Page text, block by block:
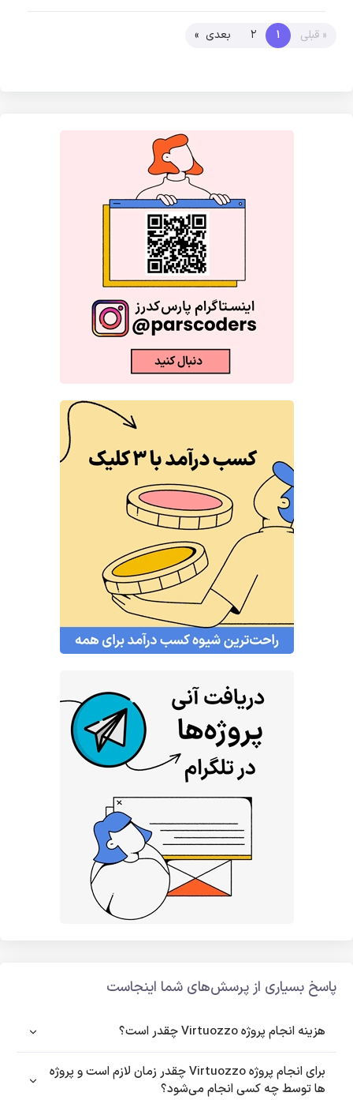
« قبلی 1
2 بعدی »
پاسخ بسیاری از پرسش‌های شما اینجاست
هزینه انجام پروژه Virtuozzo چقدر است؟
برای انجام پروژه Virtuozzo چقدر زمان لازم است و پروژه
ها توسط چه کسی انجام می‌شود؟